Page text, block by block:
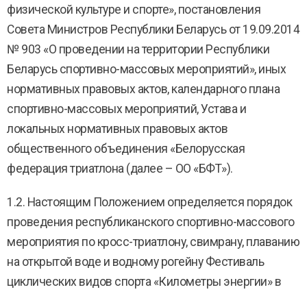
физической культуре и спорте», постановления
Совета Министров Республики Беларусь от 19.09.2014
№ 903 «О проведении на территории Республики
Беларусь спортивно-массовых мероприятий», иных
нормативных правовых актов, календарного плана
спортивно-массовых мероприятий, Устава и
локальных нормативных правовых актов
общественного объединения «Белорусская
федерация триатлона (далее – ОО «БФТ»).
1.2. Настоящим Положением определяется порядок
проведения республиканского спортивно-массового
мероприятия по кросс-триатлону, свимрану, плаванию
на открытой воде и водному рогейну Фестиваль
циклических видов спорта «Километры энергии» в